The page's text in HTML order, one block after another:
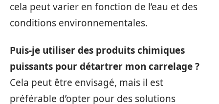
cela peut varier en fonction de l’eau et des
conditions environnementales.
Puis-je utiliser des produits chimiques
puissants pour détartrer mon carrelage ?
Cela peut être envisagé, mais il est
préférable d’opter pour des solutions